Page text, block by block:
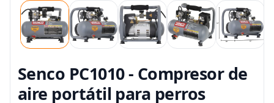
Senco PC1010 - Compresor de
aire portátil para perros